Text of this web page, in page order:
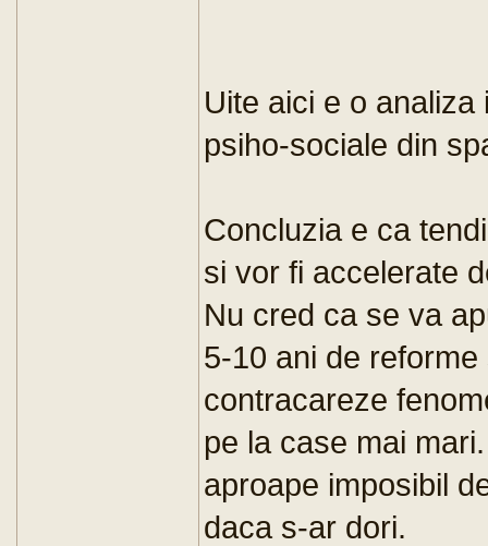
Uite aici e o
psiho-sociale din
Concluzia e ca
si vor fi accelerate
Nu cred ca se va
5-10 ani de
contracareze
pe la case mai
aproape imposibil
daca s-ar dori.